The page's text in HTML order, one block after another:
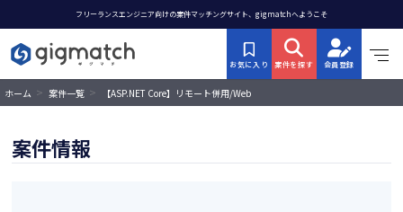
フリーランスエンジニア向けの案件マッチングサイト、gigmatchへようこそ
お気に入り 案件を探す 会員登録
ホーム > 案件一覧 >
【ASP.NET Core】リモート併用/Web
案件情報